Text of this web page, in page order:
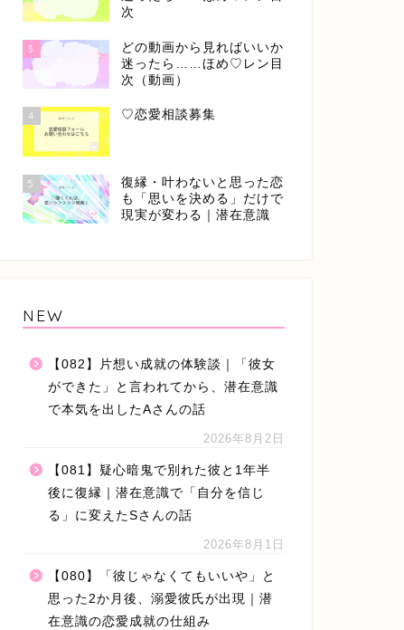
次
3
どの動画から見ればいいか
迷ったら……ほめ♡レン目
次（動画）
4 ♡恋愛相談募集
5
復縁・叶わないと思った恋
も「思いを決める」だけで
現実が変わる｜潜在意識
NEW
【082】片想い成就の体験談｜「彼女
ができた」と言われてから、潜在意識
で本気を出したAさんの話
2026年8月2日
【081】疑心暗鬼で別れた彼と1年半
後に復縁｜潜在意識で「自分を信じ
る」に変えたSさんの話
2026年8月1日
【080】「彼じゃなくてもいいや」と
思った2か月後、溺愛彼氏が出現｜潜
在意識の恋愛成就の仕組み